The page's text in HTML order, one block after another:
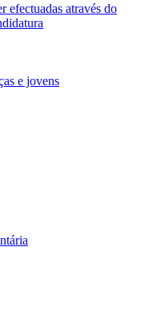
efectuadas através do
e jovens